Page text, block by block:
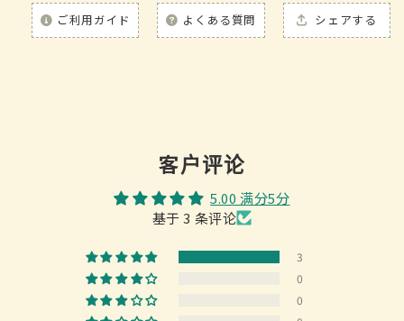
ご利用ガイド よくある質問 シェアする
客户评论
5.00 满分5分
基于 3 条评论
3
0
0